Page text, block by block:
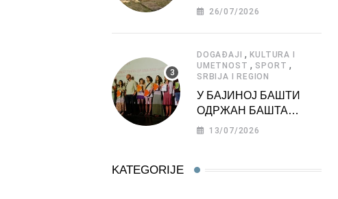
ЗАДУЖБИНЕ
26/07/2026
DOGAĐAJI ,KULTURA I
UMETNOST , SPORT ,
SRBIJA I REGION
У БАЈИНОЈ БАШТИ
ОДРЖАН БАШТА
ФЕСТ 2026
13/07/2026
KATEGORIJE